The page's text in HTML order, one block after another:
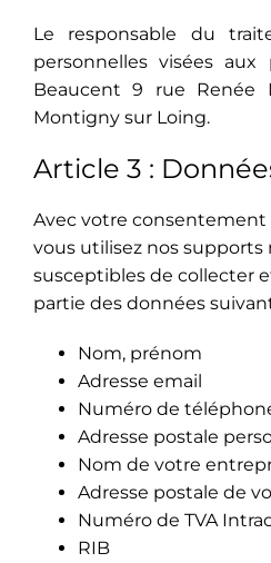
Le responsable du
personnelles visées
Beaucent 9 rue Renée
Montigny sur Loing.
Article 3 :
Avec votre consentement
vous utilisez nos supports
susceptibles de collecter
partie des données
Nom, prénom
Adresse email
Numéro de
Adresse postale
Nom de votre
Adresse postale de
Numéro de TVA
RIB